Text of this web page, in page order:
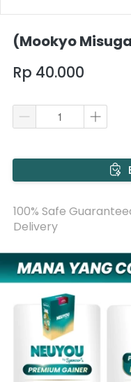
(Mookyo
Rp 40.000
`
100% Safe
Delivery